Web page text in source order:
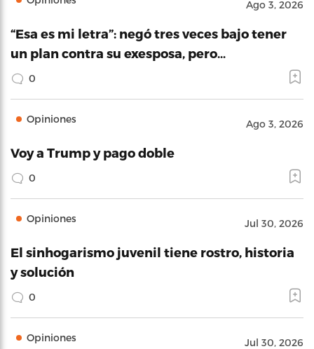
Ago 3, 2026
“Esa es mi letra”: negó tres veces bajo tener
un plan contra su exesposa, pero…
0
Opiniones Ago 3, 2026
Voy a Trump y pago doble
0
Opiniones Jul 30, 2026
El sinhogarismo juvenil tiene rostro, historia
y solución
0
Opiniones Jul 30, 2026